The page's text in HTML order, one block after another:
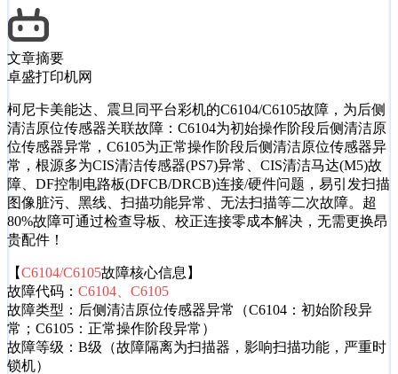
文章摘要
卓盛打印机网
柯尼卡美能达、震旦同平台彩机的C6104/C6105故障，为后侧
清洁原位传感器关联故障：C6104为初始操作阶段后侧清洁原
位传感器异常，C6105为正常操作阶段后侧清洁原位传感器异
常，根源多为CIS清洁传感器(PS7)异常、CIS清洁马达(M5)故
障、DF控制电路板(DFCB/DRCB)连接/硬件问题，易引发扫描
图像脏污、黑线、扫描功能异常、无法扫描等二次故障。超
80%故障可通过检查导板、校正连接零成本解决，无需更换昂
贵配件！
【C6104/C6105故障核心信息】
故障代码： C6104、C6105
故障类型：后侧清洁原位传感器异常（C6104：初始阶段异
常；C6105：正常操作阶段异常）
故障等级：B级（故障隔离为扫描器，影响扫描功能，严重时
锁机）